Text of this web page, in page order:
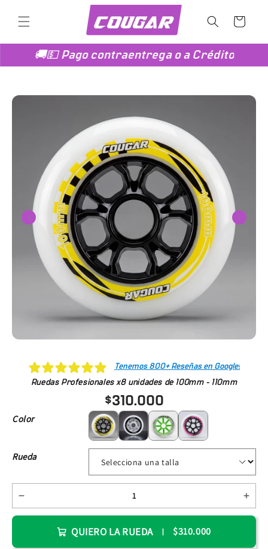
al contenido
Carrito
🚚💵 Pago contraentrega o a Crédito
Tenemos 800+ Reseñas en Google!
Ruedas Profesionales x8 unidades de 100mm - 110mm
$310.000
Color AmarilloBlancoVerde Fucsia
Rueda
QUIERO LA RUEDA $310.000